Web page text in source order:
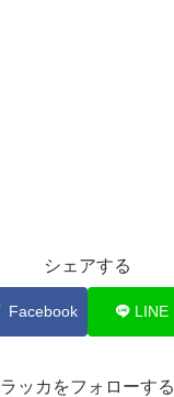
シェアする
Facebook LINE
ラッカをフォローする